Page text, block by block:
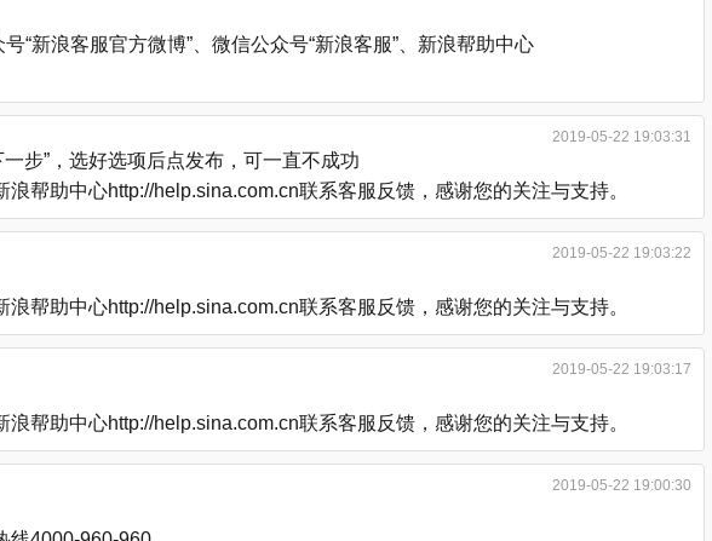
新浪客服官方微博”、微信公众号“新浪客服”、新浪帮助中心
2019-05-22 19:03:31
步”，选好选项后点发布，可一直不成功
帮助中心http://help.sina.com.cn联系客服反馈，感谢您的关注与支持。
2019-05-22 19:03:22
帮助中心http://help.sina.com.cn联系客服反馈，感谢您的关注与支持。
2019-05-22 19:03:17
帮助中心http://help.sina.com.cn联系客服反馈，感谢您的关注与支持。
2019-05-22 19:00:30